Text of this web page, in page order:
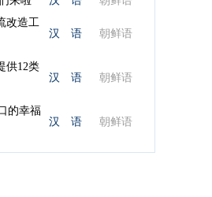
改造工
汉 语 朝鲜语
供12类
汉 语 朝鲜语
的幸福
汉 语 朝鲜语